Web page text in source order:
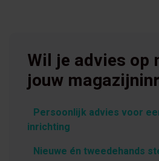
Wil je advies op
jouw
Persoonlijk advies voor
inrichting
Nieuwe én tweedehands